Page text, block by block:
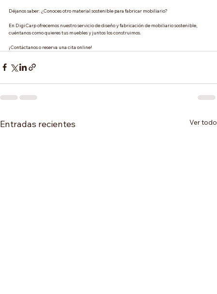
Déjanos saber: ¿Conoces otro material sostenible para fabricar mobiliario?
En DigiCarp ofrecemos nuestro servicio de diseño y fabricación de mobiliario sostenible,
cuéntanos como quieres tus muebles y juntos los construimos.
¡Contáctanos o reserva una cita online!
Entradas recientes Ver todo